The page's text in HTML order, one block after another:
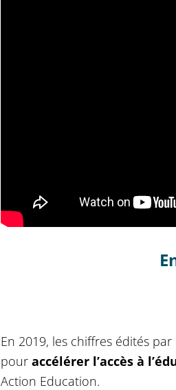
En 2019, les chiffres édités par
pour accélérer l’accès à
Action Education.